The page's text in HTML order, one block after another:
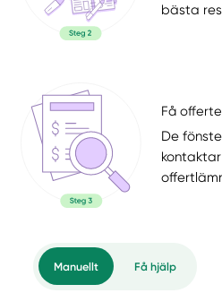
bästa
Få
De